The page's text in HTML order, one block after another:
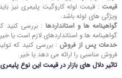
قیمت : قیمت لوله کاروگیت پلیمری نیز
ویژگی ‌های لوله باشد.
گواهینامه‌ ها و استانداردها : بررسی کنید
گواهینامه ‌ها و استانداردهای لازم است یا
خدمات پس از فروش : بررسی کنید که
فروش مناسبی را ارائه می ‌دهد یا خیر.
تاثیر دلال های بازار در قیمت این نوع